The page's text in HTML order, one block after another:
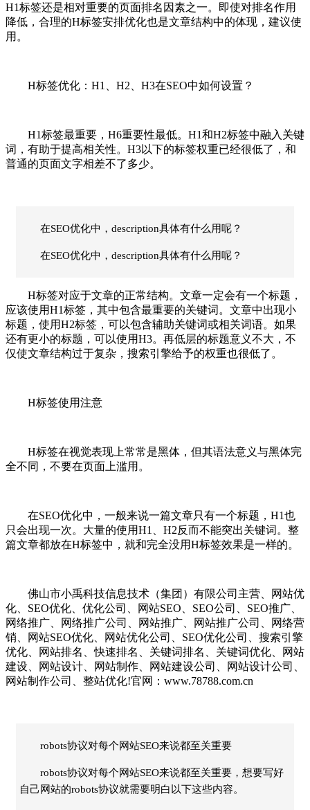
H1标签还是相对重要的页面排名因素之一。即使对排名作用
降低，合理的H标签安排优化也是文章结构中的体现，建议使
用。
H标签优化：H1、H2、H3在SEO中如何设置？
H1标签最重要，H6重要性最低。H1和H2标签中融入关键
词，有助于提高相关性。H3以下的标签权重已经很低了，和
普通的页面文字相差不了多少。
在SEO优化中，description具体有什么用呢？
在SEO优化中，description具体有什么用呢？
H标签对应于文章的正常结构。文章一定会有一个标题，
应该使用H1标签，其中包含最重要的关键词。文章中出现小
标题，使用H2标签，可以包含辅助关键词或相关词语。如果
还有更小的标题，可以使用H3。再低层的标题意义不大，不
仅使文章结构过于复杂，搜索引擎给予的权重也很低了。
H标签使用注意
H标签在视觉表现上常常是黑体，但其语法意义与黑体完
全不同，不要在页面上滥用。
在SEO优化中，一般来说一篇文章只有一个标题，H1也
只会出现一次。大量的使用H1、H2反而不能突出关键词。整
篇文章都放在H标签中，就和完全没用H标签效果是一样的。
佛山市小禹科技信息技术（集团）有限公司主营、网站优
化、SEO优化、优化公司、网站SEO、SEO公司、SEO推广、
网络推广、网络推广公司、网站推广、网站推广公司、网络营
销、网站SEO优化、网站优化公司、SEO优化公司、搜索引擎
优化、网站排名、快速排名、关键词排名、关键词优化、网站
建设、网站设计、网站制作、网站建设公司、网站设计公司、
网站制作公司、整站优化!官网：www.78788.com.cn
robots协议对每个网站SEO来说都至关重要
robots协议对每个网站SEO来说都至关重要，想要写好
自己网站的robots协议就需要明白以下这些内容。